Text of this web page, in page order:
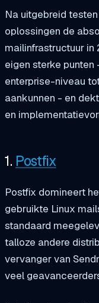
Na uitgebreid
oplossingen de
mailinfrastructuur
eigen sterke
enterprise-niveau
aankunnen - en
en
1. Postfix
Postfix domineert
gebruikte Linux
standaard
talloze andere
vervanger van
veel